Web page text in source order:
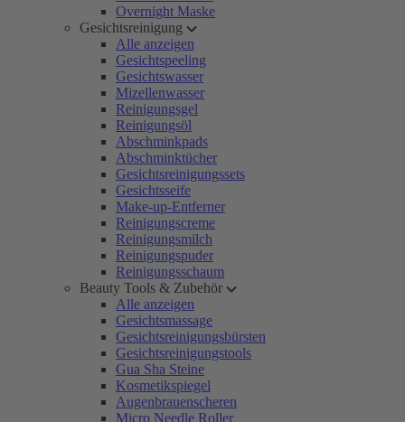
Overnight Maske
Gesichtsreinigung
Alle anzeigen
Gesichtspeeling
Gesichtswasser
Mizellenwasser
Reinigungsgel
Reinigungsöl
Abschminkpads
Abschminktücher
Gesichtsreinigungssets
Gesichtsseife
Make-up-Entferner
Reinigungscreme
Reinigungsmilch
Reinigungspuder
Reinigungsschaum
Beauty Tools & Zubehör
Alle anzeigen
Gesichtsmassage
Gesichtsreinigungsbürsten
Gesichtsreinigungstools
Gua Sha Steine
Kosmetikspiegel
Augenbrauenscheren
Micro Needle Roller